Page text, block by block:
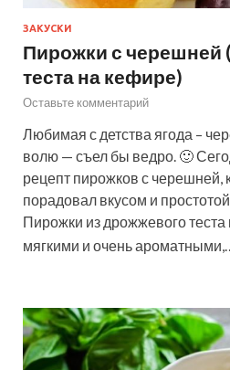
ЗАКУСКИ
Пирожки с черешней
теста на кефире)
Оставьте комментарий
Любимая с детства ягода –
волю — съел бы ведро. 🙂
рецепт пирожков с черешней,
порадовал вкусом и
Пирожки из дрожжевого
мягкими и очень